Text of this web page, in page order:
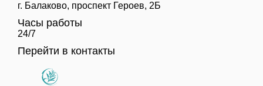
г. Балаково, проспект Героев, 2Б
Часы работы
24/7
Перейти в контакты